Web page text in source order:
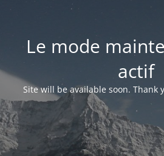
Le mode
actif
Site will be available soon. Thank